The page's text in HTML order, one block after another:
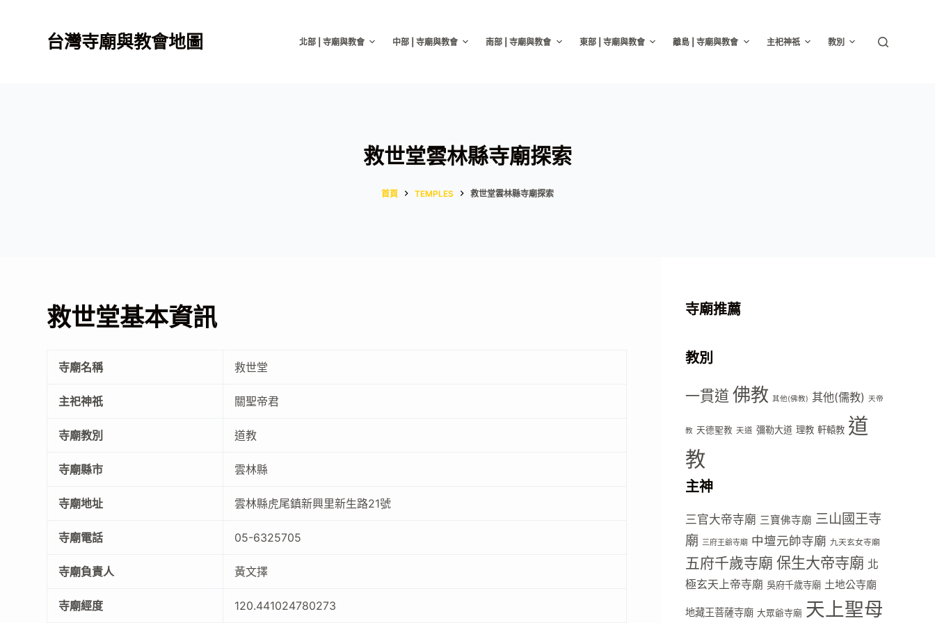
台灣寺廟與教會地圖 北部 | 寺廟與教會 中部 | 寺廟與教會 南部 | 寺廟與教會 東部 | 寺廟與教會 離島 | 寺廟與教會 主祀神祇 教別
救世堂雲林縣寺廟探索
首頁 TEMPLES 救世堂雲林縣寺廟探索
救世堂基本資訊
寺廟名稱 救世堂
主祀神祇 關聖帝君
寺廟教別 道教
寺廟縣市 雲林縣
寺廟地址 雲林縣虎尾鎮新興里新生路21號
寺廟電話 05-6325705
寺廟負責人 黃文擇
寺廟經度 120.441024780273
寺廟推薦
教別
一貫道 佛教 其他(佛教) 其他(儒教) 天帝
教 天德聖教 天道 彌勒大道 理教 軒轅教 道
教
主神
三官大帝寺廟 三寶佛寺廟 三山國王寺
廟 三府王爺寺廟 中壇元帥寺廟 九天玄女寺廟
五府千歲寺廟 保生大帝寺廟 北
極玄天上帝寺廟 吳府千歲寺廟 土地公寺廟
地藏王菩薩寺廟 大眾爺寺廟 天上聖母